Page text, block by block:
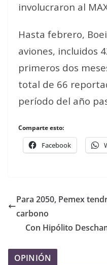
involucraron al
Hasta febrero,
aviones, incluidos
primeros dos
total de 66
período del año
Comparte esto:
Facebook
Para 2050, Pemex
carbono
Con Hipólito
OPINIÓN